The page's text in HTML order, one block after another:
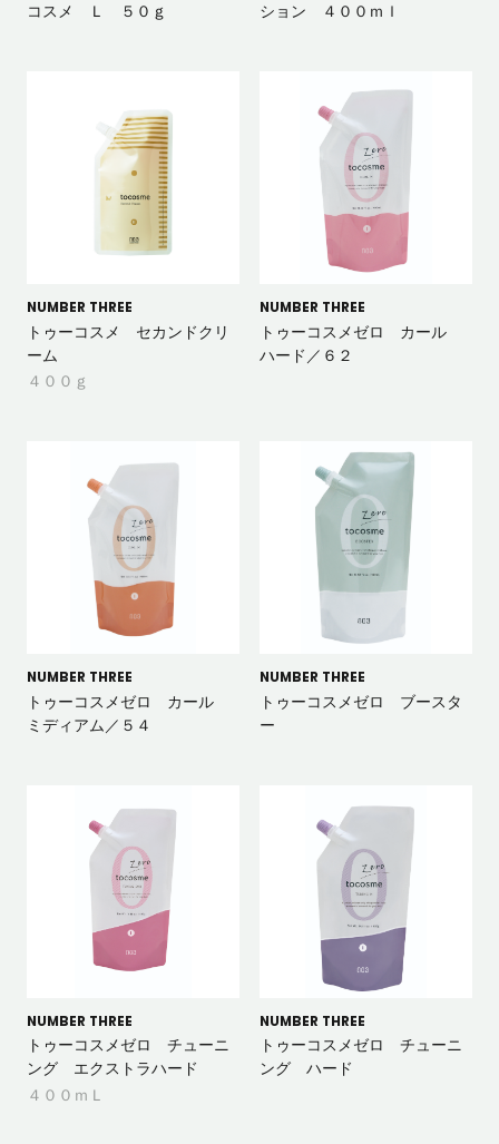
コスメ Ｌ ５０ｇ
ション ４００ｍｌ
NUMBER THREE
トゥーコスメ セカンドクリ
ーム
４００ｇ
NUMBER THREE
トゥーコスメゼロ カール
ハード／６２
NUMBER THREE
トゥーコスメゼロ カール
ミディアム／５４
NUMBER THREE
トゥーコスメゼロ ブースタ
ー
NUMBER THREE
トゥーコスメゼロ チューニ
ング エクストラハード
４００ｍＬ
NUMBER THREE
トゥーコスメゼロ チューニ
ング ハード